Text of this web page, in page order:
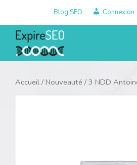
contenu
Blog SEO Connexion
Accueil / Nouveauté / 3 NDD